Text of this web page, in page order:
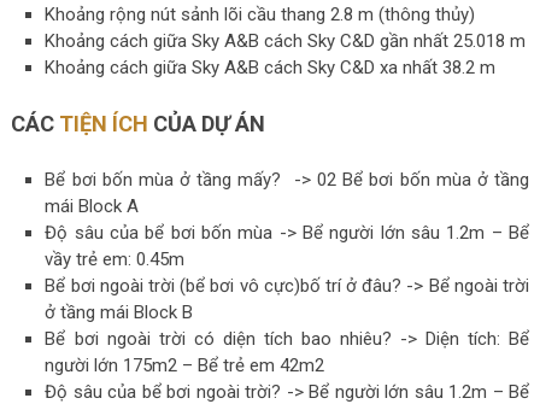
Khoảng rộng nút sảnh lõi cầu thang 2.8 m (thông thủy)
Khoảng cách giữa Sky A&B cách Sky C&D gần nhất 25.018 m
Khoảng cách giữa Sky A&B cách Sky C&D xa nhất 38.2 m
CÁC TIỆN ÍCH CỦA DỰ ÁN
Bể bơi bốn mùa ở tầng mấy? -> 02 Bể bơi bốn mùa ở tầng
mái Block A
Độ sâu của bể bơi bốn mùa -> Bể người lớn sâu 1.2m – Bể
vầy trẻ em: 0.45m
Bể bơi ngoài trời (bể bơi vô cực)bố trí ở đâu? -> Bể ngoài trời
ở tầng mái Block B
Bể bơi ngoài trời có diện tích bao nhiêu? -> Diện tích: Bể
người lớn 175m2 – Bể trẻ em 42m2
Độ sâu của bể bơi ngoài trời? -> Bể người lớn sâu 1.2m – Bể